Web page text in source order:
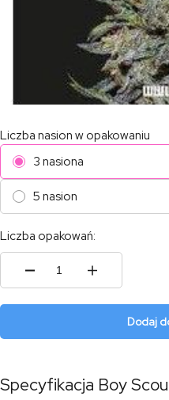
Liczba nasion w opakowaniu
3 nasiona
5 nasion
Liczba opakowań:
ilość
Dodaj
Specyfikacja Boy